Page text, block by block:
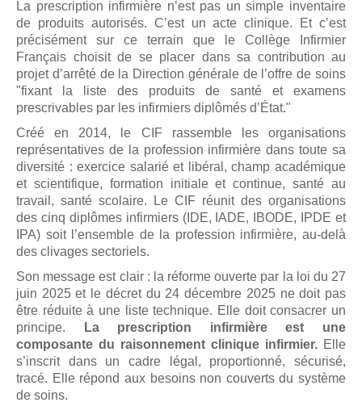
La prescription infirmière n’est pas un simple inventaire
de produits autorisés. C’est un acte clinique. Et c’est
précisément sur ce terrain que le Collège Infirmier
Français choisit de se placer dans sa contribution au
projet d’arrêté de la Direction générale de l’offre de soins
"fixant la liste des produits de santé et examens
prescrivables par les infirmiers diplômés d’État."
Créé en 2014, le CIF rassemble les organisations
représentatives de la profession infirmière dans toute sa
diversité : exercice salarié et libéral, champ académique
et scientifique, formation initiale et continue, santé au
travail, santé scolaire. Le CIF réunit des organisations
des cinq diplômes infirmiers (IDE, IADE, IBODE, IPDE et
IPA) soit l’ensemble de la profession infirmière, au-delà
des clivages sectoriels.
Son message est clair : la réforme ouverte par la loi du 27
juin 2025 et le décret du 24 décembre 2025 ne doit pas
être réduite à une liste technique. Elle doit consacrer un
principe. La prescription infirmière est une
composante du raisonnement clinique infirmier. Elle
s’inscrit dans un cadre légal, proportionné, sécurisé,
tracé. Elle répond aux besoins non couverts du système
de soins.